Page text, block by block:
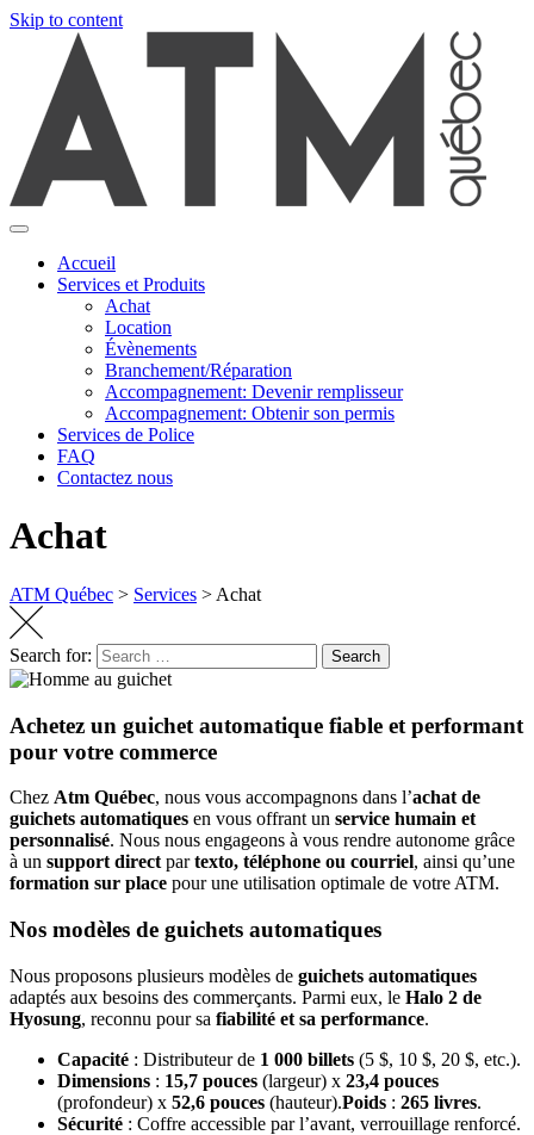
Skip to content
Accueil
Services et Produits
Achat
Location
Évènements
Branchement/Réparation
Accompagnement: Devenir remplisseur
Accompagnement: Obtenir son permis
Services de Police
FAQ
Contactez nous
Achat
ATM Québec > Services > Achat
Search for: Search
Achetez un guichet automatique fiable et performant
pour votre commerce
Chez Atm Québec, nous vous accompagnons dans l’achat de
guichets automatiques en vous offrant un service humain et
personnalisé. Nous nous engageons à vous rendre autonome grâce
à un support directpartexto, téléphone ou courriel, ainsi qu’une
formation sur place pour une utilisation optimale de votre ATM.
Nos modèles de guichets automatiques
Nous proposons plusieurs modèles de guichets automatiques
adaptés aux besoins des commerçants. Parmi eux, le Halo 2 de
Hyosung, reconnu pour sa fiabilité et sa performance.
Capacité : Distributeur de 1 000 billets (5 $, 10 $, 20 $, etc.).
Dimensions : 15,7 pouces (largeur) x 23,4 pouces
(profondeur) x 52,6 pouces (hauteur).Poids : 265 livres.
Sécurité : Coffre accessible par l’avant, verrouillage renforcé.